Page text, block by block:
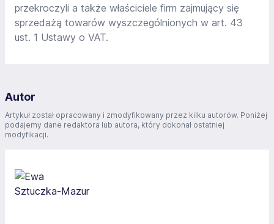
przekroczyli a także właściciele firm zajmujący się
sprzedażą towarów wyszczególnionych w art. 43
ust. 1 Ustawy o VAT.
Autor
Artykuł został opracowany i zmodyfikowany przez kilku autorów. Poniżej
podajemy dane redaktora lub autora, który dokonał ostatniej
modyfikacji.